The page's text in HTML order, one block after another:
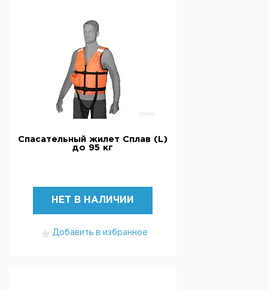
Спасательный жилет Сплав (L)
до 95 кг
НЕТ В НАЛИЧИИ
Добавить в избранное